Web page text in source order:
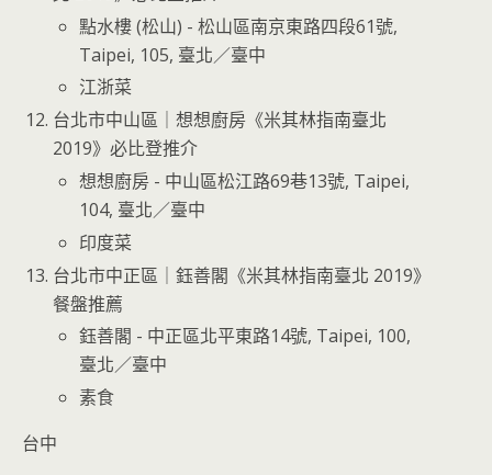
點水樓 (松山) - 松山區南京東路四段61號,
Taipei, 105, 臺北／臺中
江浙菜
台北市中山區｜想想廚房《米其林指南臺北
2019》必比登推介
想想廚房 - 中山區松江路69巷13號, Taipei,
104, 臺北／臺中
印度菜
台北市中正區｜鈺善閣《米其林指南臺北 2019》
餐盤推薦
鈺善閣 - 中正區北平東路14號, Taipei, 100,
臺北／臺中
素食
台中